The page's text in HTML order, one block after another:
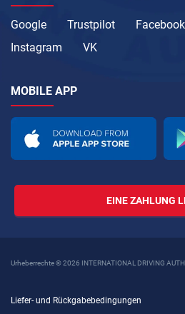
Google Trustpilot Facebook
Instagram
VK
MOBILE APP
EINE ZAHLUNG
Urheberrechte © 2026 INTERNATIONAL DRIVING
Liefer- und Rückgabebedingungen